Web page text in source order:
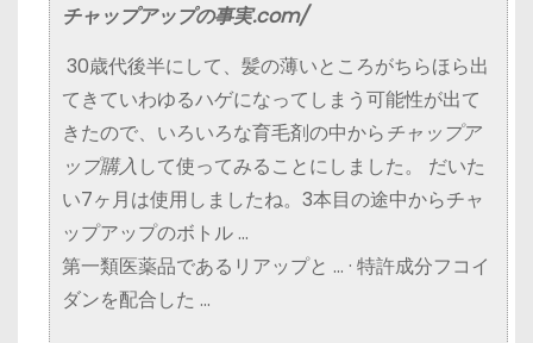
チャップアップの事実.com/
30歳代後半にして、髪の薄いところがちらほら出
てきていわゆるハゲになってしまう可能性が出て
きたので、いろいろな育毛剤の中からチャップア
ップ購入して使ってみることにしました。 だいた
い7ヶ月は使用しましたね。3本目の途中からチャ
ップアップのボトル …
‎第一類医薬品であるリアップと … · ‎特許成分フコイ
ダンを配合した …